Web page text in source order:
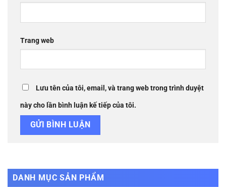
Trang web
Lưu tên của tôi, email, và trang web trong trình duyệt
này cho lần bình luận kế tiếp của tôi.
DANH MỤC SẢN PHẨM